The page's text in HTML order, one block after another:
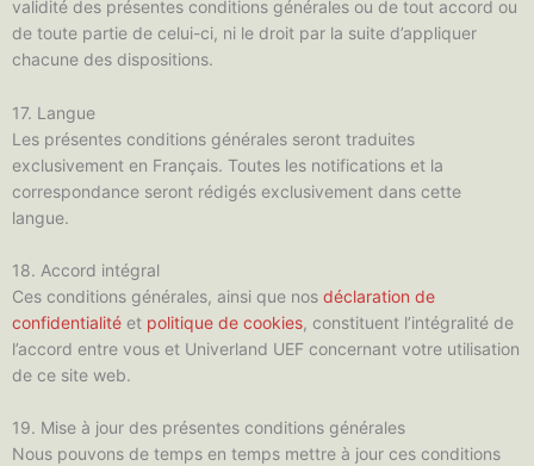
validité des présentes conditions générales ou de tout accord ou
de toute partie de celui-ci, ni le droit par la suite d’appliquer
chacune des dispositions.
17. Langue
Les présentes conditions générales seront traduites
exclusivement en Français. Toutes les notifications et la
correspondance seront rédigés exclusivement dans cette
langue.
18. Accord intégral
Ces conditions générales, ainsi que nos déclaration de
confidentialité et politique de cookies, constituent l’intégralité de
l’accord entre vous et Univerland UEF concernant votre utilisation
de ce site web.
19. Mise à jour des présentes conditions générales
Nous pouvons de temps en temps mettre à jour ces conditions